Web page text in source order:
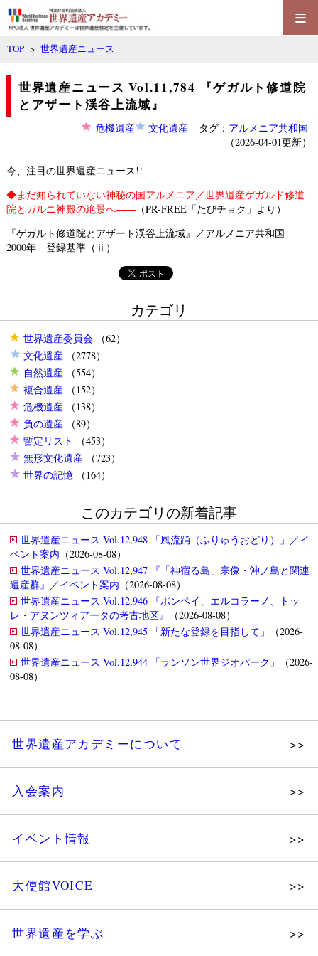
≡
TOP >世界遺産ニュース
世界遺産ニュース Vol.11,784 『ゲガルト修道院
とアザート渓谷上流域』
危機遺産 文化遺産タグ： アルメニア共和国
（2026-04-01更新）
今、注目の世界遺産ニュース!!
◆まだ知られていない神秘の国アルメニア／世界遺産ゲガルド修道
院とガルニ神殿の絶景へ――（PR-FREE「たびチョク」より）
『ゲガルト修道院とアザート渓谷上流域』／アルメニア共和国
2000年 登録基準（ⅱ）
カテゴリ
世界遺産委員会（62）
文化遺産（2778）
自然遺産（554）
複合遺産（152）
危機遺産（138）
負の遺産（89）
暫定リスト
（453）
無形文化遺産（723）
世界の記憶（164）
このカテゴリの新着記事
世界遺産ニュース Vol.12,948 「風流踊（ふりゅうおどり）」／イ
ベント案内 （2026-08-08）
世界遺産ニュース Vol.12,947 『「神宿る島」宗像・沖ノ島と関連
遺産群』／イベント案内 （2026-08-08）
世界遺産ニュース Vol.12,946 『ポンペイ、エルコラーノ、トッ
レ・アヌンツィアータの考古地区』
（2026-08-08）
世界遺産ニュース Vol.12,945 「新たな登録を目指して」
（2026-
08-08）
世界遺産ニュース Vol.12,944 「ランソン世界ジオパーク」
（2026-
08-08）
世界遺産アカデミーについて
組織図・役員
法人会員・協賛団体／公認団体
入会案内
イベント情報
大使館VOICE
世界遺産を学ぶ